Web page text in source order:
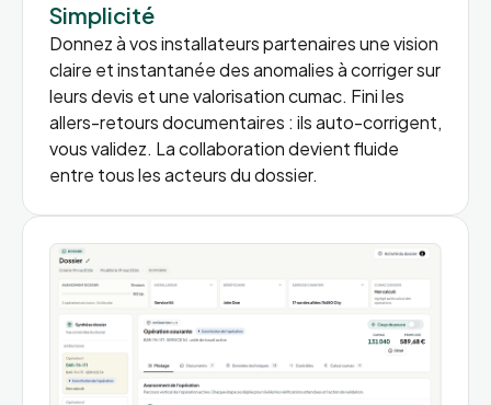
Simplicité
Donnez à vos installateurs partenaires une vision
claire et instantanée des anomalies à corriger sur
leurs devis et une valorisation cumac. Fini les
allers-retours documentaires : ils auto-corrigent,
vous validez. La collaboration devient fluide
entre tous les acteurs du dossier.